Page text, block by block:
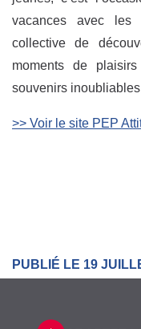
vacances avec les
collective de
moments de
souvenirs
>> Voir le site PEP
PUBLIÉ LE 19